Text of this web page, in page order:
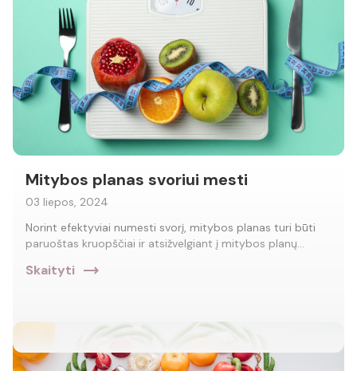
Mitybos planas svoriui mesti
03 liepos, 2024
Norint efektyviai numesti svorį, mitybos planas turi būti
paruoštas kruopščiai ir atsižvelgiant į mitybos planų…
Skaityti trending_flat